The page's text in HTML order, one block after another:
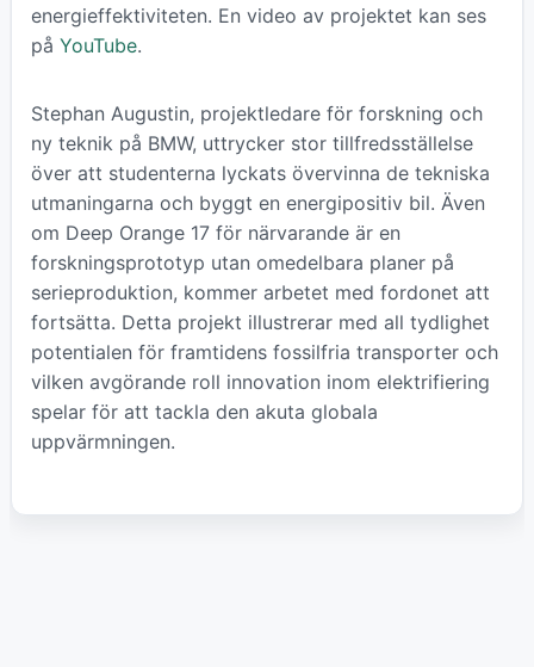
energieffektiviteten. En video av projektet kan ses
på YouTube.
Stephan Augustin, projektledare för forskning och
ny teknik på BMW, uttrycker stor tillfredsställelse
över att studenterna lyckats övervinna de tekniska
utmaningarna och byggt en energipositiv bil. Även
om Deep Orange 17 för närvarande är en
forskningsprototyp utan omedelbara planer på
serieproduktion, kommer arbetet med fordonet att
fortsätta. Detta projekt illustrerar med all tydlighet
potentialen för framtidens fossilfria transporter och
vilken avgörande roll innovation inom elektrifiering
spelar för att tackla den akuta globala
uppvärmningen.